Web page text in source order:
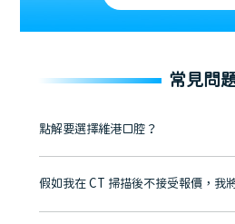
常見問
點解要選擇維港口腔？
維港口腔踐行「醫道濟世」的大學校訓，
牌」、「2025香港企業領袖品牌」，是諾
至今已服務超過三十個國家和地區的顧客
假如我在 CT 掃描後不接受報價，我
不會！只要未開始實際服務之前，你不會